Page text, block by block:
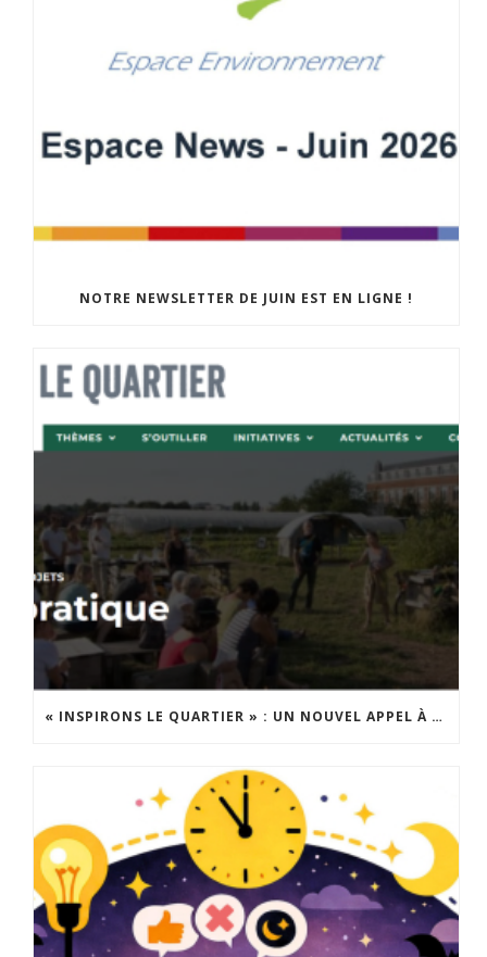
NOTRE NEWSLETTER DE JUIN EST EN LIGNE !
« INSPIRONS LE QUARTIER » : UN NOUVEL APPEL À PROJETS EST LANCÉ !